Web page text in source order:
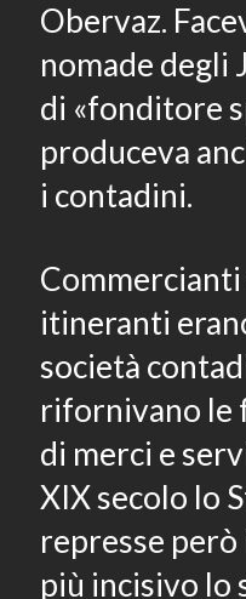
Obervaz.
nomade degli
di «fonditore
produceva
i contadini.
itineranti
società
rifornivano le
di merci e
XIX secolo lo
represse
più incisivo lo